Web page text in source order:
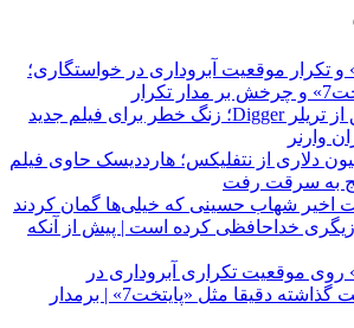
تکرار موقعیت آبروداری در خواستگاری؛
استقبال کم‌رمق از تریلر Digger؛ زنگ خطر برای فیلم جدید
وارنر
۱۰۵ میلیون دلاری از نتفلیکس؛ هارددیسک حاوی فیلم
به سرقت رفت
اخیر شهاب حسینی که خیلی‌ها گمان کردند
خداحافظی کرده است | پیش از آنکه
موقعیت تکراری آبروداری در
خواستگاری دست گذاشته دقیقا مثل «پایتخت7» | برمدار